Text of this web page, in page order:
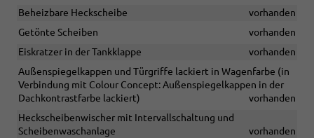
Beheizbare Heckscheibe
vorhanden
Getönte Scheiben
vorhanden
Eiskratzer in der Tankklappe
vorhanden
Außenspiegelkappen und Türgriffe lackiert in Wagenfarbe (in
Verbindung mit Colour Concept: Außenspiegelkappen in der
Dachkontrastfarbe lackiert)
vorhanden
Heckscheibenwischer mit Intervallschaltung und
Scheibenwaschanlage
vorhanden